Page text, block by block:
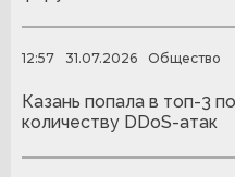
12:57 31.07.2026 Общество
Казань попала в топ-3
количеству DDoS-атак